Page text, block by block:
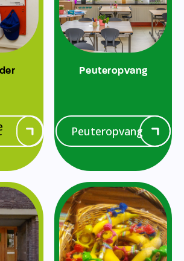
Peuteropvang
Peuteropvang